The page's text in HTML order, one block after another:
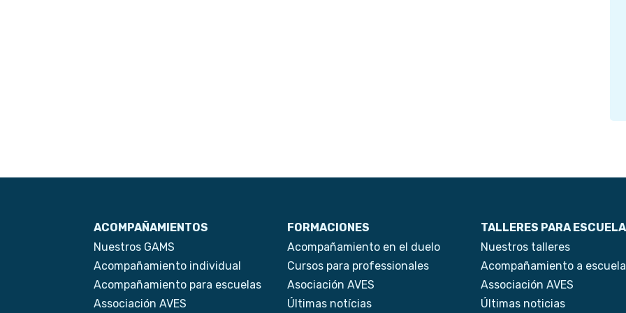
ACOMPAÑAMIENTOS
Nuestros GAMS
Acompañamiento individual
Acompañamiento para escuelas
Associación AVES
FORMACIONES
Acompañamiento en el duelo
Cursos para professionales
Asociación AVES
Últimas notícias
TALLERES PARA
Nuestros talleres
Acompañamiento a
Associación AVES
Últimas noticias